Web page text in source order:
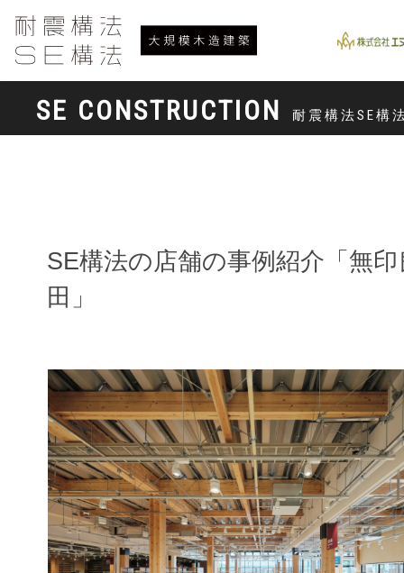
SE CONSTRUCTION 耐震構法SE構
SE構法の店舗の事例紹介「無
田」